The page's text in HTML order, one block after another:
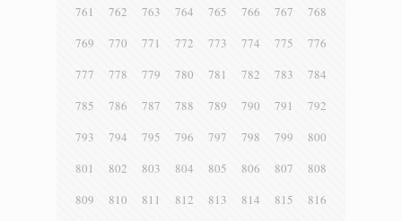
761
762 763 764 765 766 767
768
769
770 771 772 773 774 775
776
777
778 779 780 781 782 783
784
785
786 787 788 789 790 791
792
793
794 795 796 797 798 799
800
801
802 803 804 805 806 807
808
809
810 811 812 813 814 815
816